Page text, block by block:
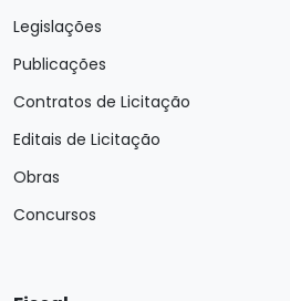
Legislações
Publicações
Contratos de Licitação
Editais de Licitação
Obras
Concursos